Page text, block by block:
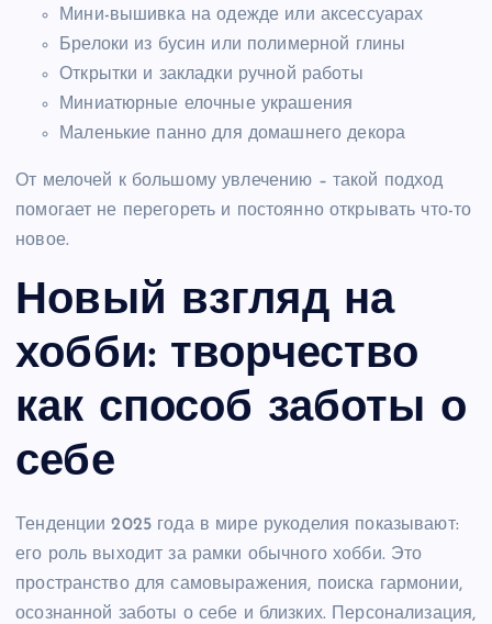
Мини-вышивка на одежде или аксессуарах
Брелоки из бусин или полимерной глины
Открытки и закладки ручной работы
Миниатюрные елочные украшения
Маленькие панно для домашнего декора
От мелочей к большому увлечению – такой подход
помогает не перегореть и постоянно открывать что-то
новое.
Новый взгляд на
хобби: творчество
как способ заботы о
себе
Тенденции 2025 года в мире рукоделия показывают:
его роль выходит за рамки обычного хобби. Это
пространство для самовыражения, поиска гармонии,
осознанной заботы о себе и близких. Персонализация,